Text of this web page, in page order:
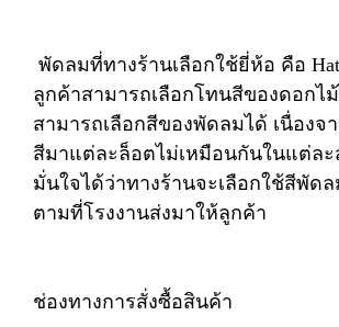
พัดลมที่ทางร้านเลือกใช้ยี่ห้อ คือ
ลูกค้าสามารถเลือกโทนสีของดอกไ
สามารถเลือกสีของพัดลมได้ เนื่องจ
สีมาแต่ละล็อตไม่เหมือนกันในแต่ล
มั่นใจได้ว่าทางร้านจะเลือกใช้สีพัด
ตามที่โรงงานส่งมาให้ลูกค้า
ช่องทางการสั่งซื้อสินค้า